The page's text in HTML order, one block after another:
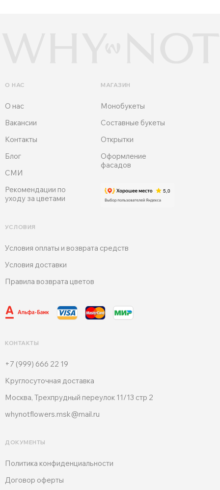
Вакансии
О нас
О НАС
ДОКУМЕНТЫ
УСЛОВИЯ
Блог
СМИ
Рекомендации по
уходу за цветами
Условия оплаты и возврата средств
Условия доставки
Контакты
Правила возврата цветов
Политика конфиденциальности
МАГАЗИН
+7 (999) 666 22 19
КОНТАКТЫ
Круглосуточная доставка
Москва, Трехпрудный переулок 11/13 стр 2
whynotflowers.msk@mail.ru
Оформление
фасадов
Монобукеты
Открытки
Договор оферты
Составные букеты